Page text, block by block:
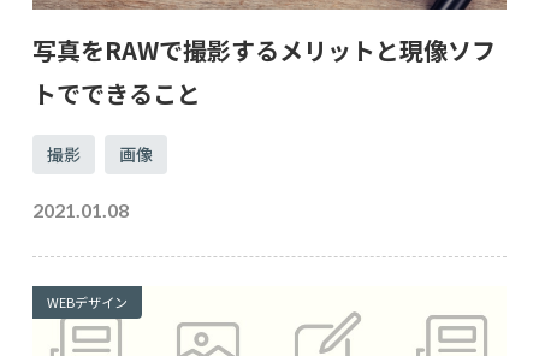
写真をRAWで撮影するメリットと現像ソフ
トでできること
撮影 画像
2021.01.08
WEBデザイン